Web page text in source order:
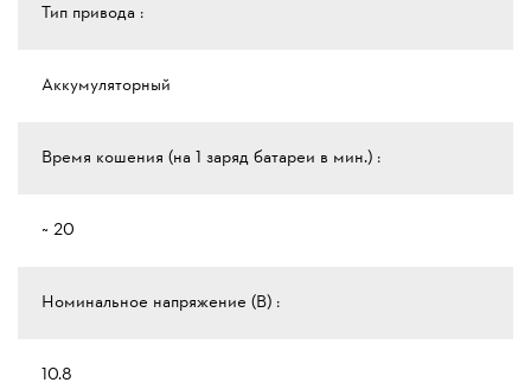
Тип привода :
Аккумуляторный
Время кошения (на 1 заряд батареи в мин.) :
~ 20
Номинальное напряжение (В) :
10.8